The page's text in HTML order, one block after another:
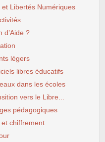
et Libertés Numériques
d’Aide ?
légers
libres éducatifs
dans les écoles
vers le Libre...
pédagogiques
et chiffrement